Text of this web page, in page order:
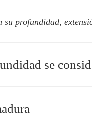
su profundidad,
se